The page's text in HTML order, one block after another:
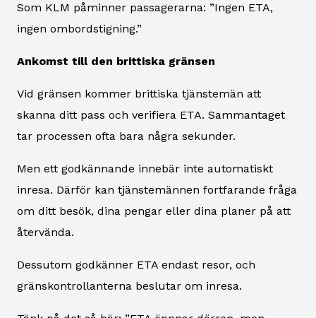
Som KLM påminner passagerarna: ”Ingen ETA,
ingen ombordstigning.”
Ankomst till den brittiska gränsen
Vid gränsen kommer brittiska tjänstemän att
skanna ditt pass och verifiera ETA. Sammantaget
tar processen ofta bara några sekunder.
Men ett godkännande innebär inte automatiskt
inresa. Därför kan tjänstemännen fortfarande fråga
om ditt besök, dina pengar eller dina planer på att
återvända.
Dessutom godkänner ETA endast resor, och
gränskontrollanterna beslutar om inresa.